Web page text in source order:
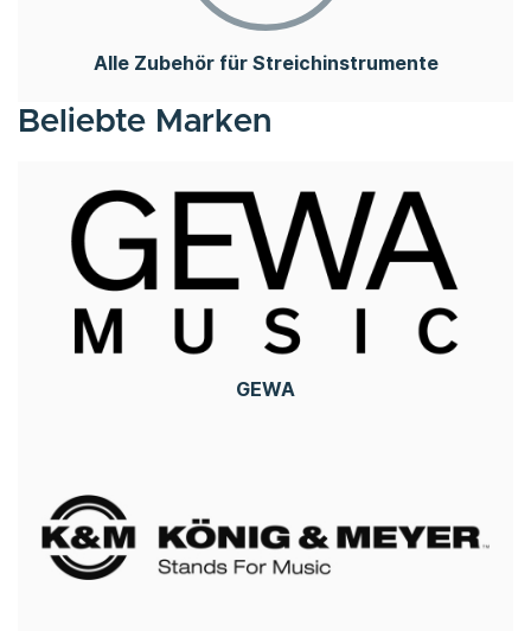
Alle Zubehör für Streichinstrumente
Beliebte Marken
GEWA